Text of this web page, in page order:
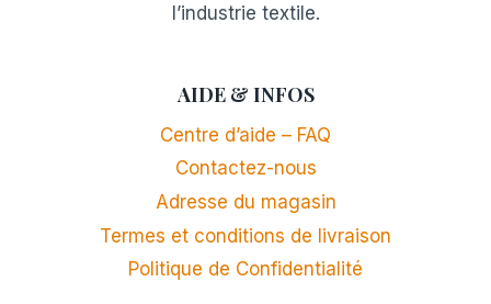
l’industrie textile.
AIDE & INFOS
Centre d’aide – FAQ
Contactez-nous
Adresse du magasin
Termes et conditions de livraison
Politique de Confidentialité